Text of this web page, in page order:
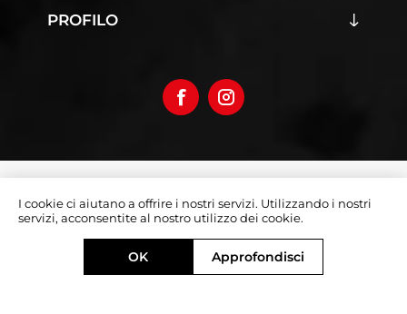
PROFILO
Partita Iva 03019070642
Designed bye-direct.it
Powered by
nopCommerce
I cookie ci aiutano a offrire i nostri servizi. Utilizzando i nostri
servizi, acconsentite al nostro utilizzo dei cookie.
OK Approfondisci